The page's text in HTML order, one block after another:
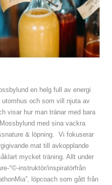
en helg full av energi
och som vill njuta av
visar hur man tränar med bara
med sina vackra
& löpning. Vi fokuserar
mat till avkopplande
mycket träning. Allt under
°©‐instruktör/inspiratörfrån
löpcoachsom gått från